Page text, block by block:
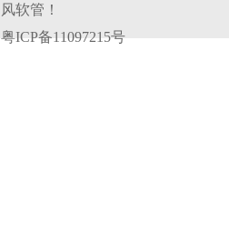
风软管 ！
粤ICP备11097215号